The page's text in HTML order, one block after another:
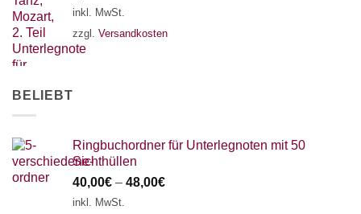
inkl. MwSt.
zzgl. Versandkosten
BELIEBT
Ringbuchordner für Unterlegnoten mit 50
Sichthüllen
40,00€ – 48,00€
inkl. MwSt.
18 SAITEN 21 SAITEN